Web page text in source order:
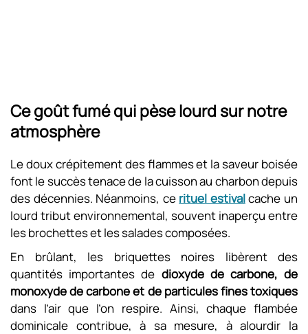
Ce goût fumé qui pèse lourd sur notre
atmosphère
Le doux crépitement des flammes et la saveur boisée
font le succès tenace de la cuisson au charbon depuis
des décennies. Néanmoins, ce rituel estivalcache un
lourd tribut environnemental, souvent inaperçu entre
les brochettes et les salades composées.
En brûlant, les briquettes noires libèrent des
quantités importantes de dioxyde de carbone, de
monoxyde de carbone et de particules fines toxiques
dans l’air que l’on respire. Ainsi, chaque flambée
dominicale contribue, à sa mesure, à alourdir la